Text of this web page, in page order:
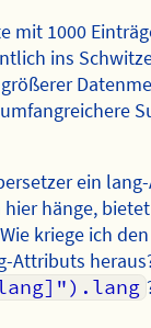
mit 1000
ins
ein
hänge,
kriege ich
Attributs